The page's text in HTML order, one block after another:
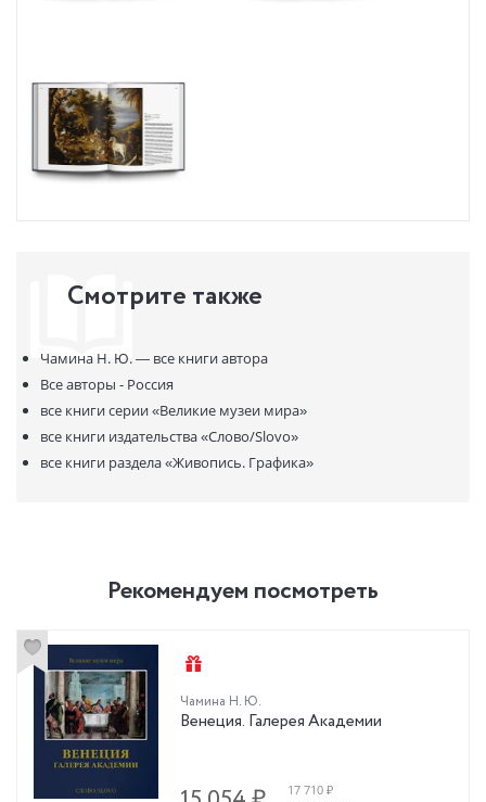
Смотрите также
Чамина Н. Ю. — все книги автора
Все авторы - Россия
все книги серии«Великие музеи мира»
все книги издательства«Слово/Slovo»
все книги раздела«Живопись. Графика»
Рекомендуем посмотреть
Чамина Н. Ю.
Венеция. Галерея Академии
17 710 ₽